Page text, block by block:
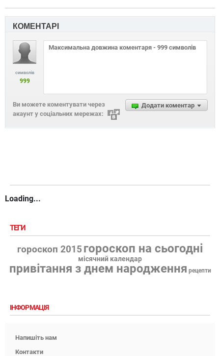
КОМЕНТАРІ
символів
999
Додати коментар
Ви можете коментувати через
акаунт у соціальних мережах:
Loading...
ТЕГИ
гороскоп 2015 гороскоп на сьогодні
місячний календар
привітання з днем народження рецепти
ІНФОРМАЦІЯ
Напишіть нам
Контакти